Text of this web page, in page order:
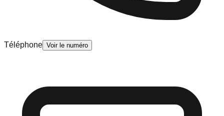
Téléphone Voir le numéro